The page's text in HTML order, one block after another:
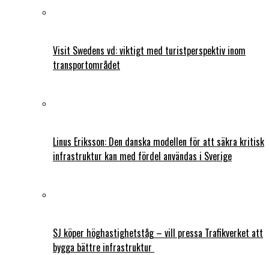
Visit Swedens vd: viktigt med turistperspektiv inom
transportområdet
Linus Eriksson: Den danska modellen för att säkra kritisk
infrastruktur kan med fördel användas i Sverige
SJ köper höghastighetståg – vill pressa Trafikverket att
bygga bättre infrastruktur